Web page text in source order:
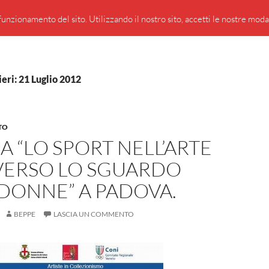
PRESENTAZIONE DI GIUSEPPE BORSOI
21 Luglio 2012
“LO SPORT NELL’ARTE
LO SGUARDO
A PADOVA.
BEPPE LASCIA UN COMMENTO
del sito. Utilizzando il nostro sito, accetti le nostre